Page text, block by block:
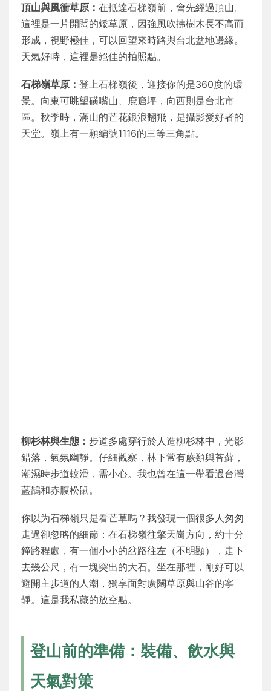
頂山與風衝草原： 在抵達石梯嶺前，會先經過頂山。
這裡是一片開闊的矮草原，因強風吹拂樹木長不高而
形成，視野極佳，可以回望來時路與台北盆地邊緣。
天氣好時，這裡是絕佳的拍照點。
石梯嶺草原： 登上石梯嶺後，迎接你的是360度的環
景。向東可眺望磺嘴山、鹿窟坪，向西則是台北市
區。秋季時，滿山的芒花銀浪翻飛，是攝影愛好者的
天堂。嶺上有一顆編號1116的三等三角點。
柳杉林與生態： 步道多處穿行於人造柳杉林中，光影
錯落，氣氛幽靜。仔細觀察，林下常有蕨類與苔蘚，
潮濕時步道較滑，需小心。我也曾在這一帶看過台灣
藍鵲和赤腹松鼠。
你以为石梯嶺只是看芒草嗎？我發現一個很多人匆匆
走過卻忽略的細節：在石梯嶺往擎天崗方向，約十分
鐘路程處，有一個小小的岔路往左（不明顯），走下
去幾公尺，有一塊突出的大石。坐在那裡，剛好可以
避開主步道的人潮，獨享面對廣闊草原與山谷的寧
靜。這是我私藏的放空點。
登山前的準備：裝備、飲水與
天氣對策